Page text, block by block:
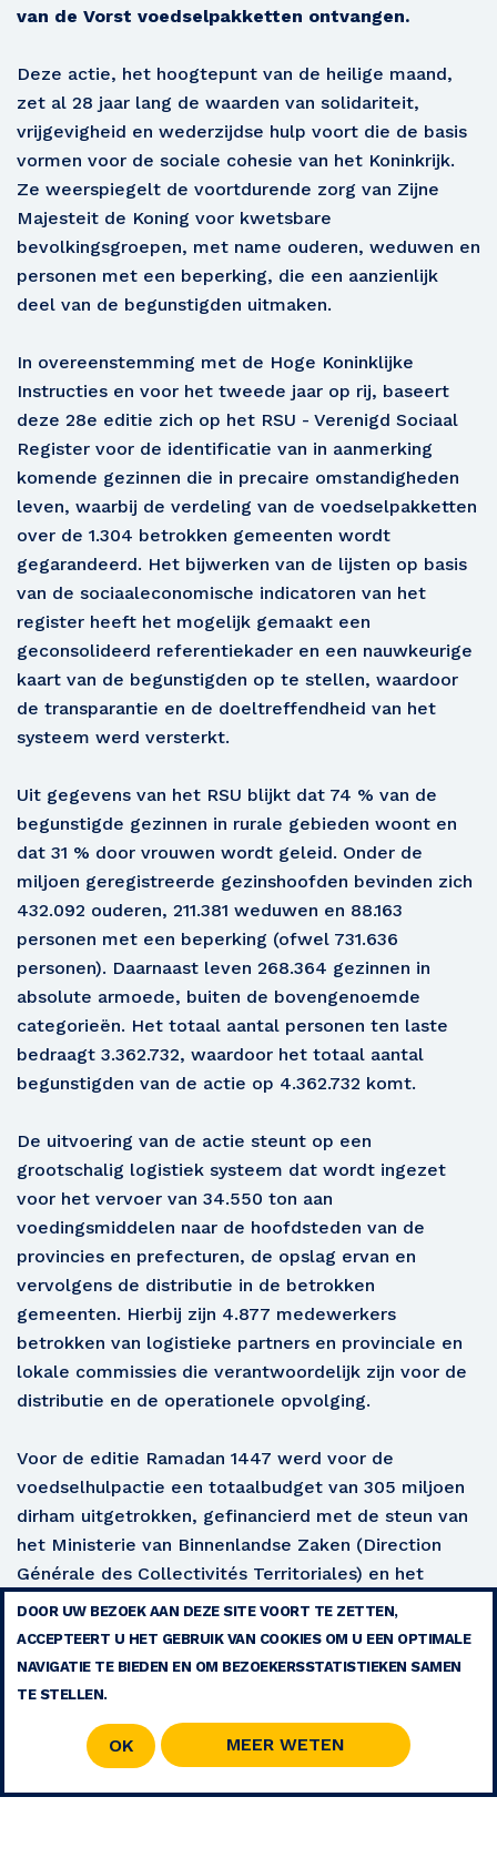
van de Vorst voedselpakketten ontvangen.
Deze actie, het hoogtepunt van de heilige maand,
zet al 28 jaar lang de waarden van solidariteit,
vrijgevigheid en wederzijdse hulp voort die de basis
vormen voor de sociale cohesie van het Koninkrijk.
Ze weerspiegelt de voortdurende zorg van Zijne
Majesteit de Koning voor kwetsbare
bevolkingsgroepen, met name ouderen, weduwen en
personen met een beperking, die een aanzienlijk
deel van de begunstigden uitmaken.
In overeenstemming met de Hoge Koninklijke
Instructies en voor het tweede jaar op rij, baseert
deze 28e editie zich op het RSU - Verenigd Sociaal
Register voor de identificatie van in aanmerking
komende gezinnen die in precaire omstandigheden
leven, waarbij de verdeling van de voedselpakketten
over de 1.304 betrokken gemeenten wordt
gegarandeerd. Het bijwerken van de lijsten op basis
van de sociaaleconomische indicatoren van het
register heeft het mogelijk gemaakt een
geconsolideerd referentiekader en een nauwkeurige
kaart van de begunstigden op te stellen, waardoor
de transparantie en de doeltreffendheid van het
systeem werd versterkt.
Uit gegevens van het RSU blijkt dat 74 % van de
begunstigde gezinnen in rurale gebieden woont en
dat 31 % door vrouwen wordt geleid. Onder de
miljoen geregistreerde gezinshoofden bevinden zich
432.092 ouderen, 211.381 weduwen en 88.163
personen met een beperking (ofwel 731.636
personen). Daarnaast leven 268.364 gezinnen in
absolute armoede, buiten de bovengenoemde
categorieën. Het totaal aantal personen ten laste
bedraagt 3.362.732, waardoor het totaal aantal
begunstigden van de actie op 4.362.732 komt.
De uitvoering van de actie steunt op een
grootschalig logistiek systeem dat wordt ingezet
voor het vervoer van 34.550 ton aan
voedingsmiddelen naar de hoofdsteden van de
provincies en prefecturen, de opslag ervan en
vervolgens de distributie in de betrokken
gemeenten. Hierbij zijn 4.877 medewerkers
betrokken van logistieke partners en provinciale en
lokale commissies die verantwoordelijk zijn voor de
distributie en de operationele opvolging.
Voor de editie Ramadan 1447 werd voor de
voedselhulpactie een totaalbudget van 305 miljoen
dirham uitgetrokken, gefinancierd met de steun van
het Ministerie van Binnenlandse Zaken (Direction
Générale des Collectivités Territoriales) en het
Ministerie van Habous en Islamitische Zaken.
RSS
© 2026 COPYRIGHT - STICHTING MOHAMMED V VOOR SOLIDARITEIT
DOOR UW BEZOEK AAN DEZE SITE VOORT TE ZETTEN,
ACCEPTEERT U HET GEBRUIK VAN COOKIES OM U EEN OPTIMALE
NAVIGATIE TE BIEDEN EN OM BEZOEKERSSTATISTIEKEN SAMEN
TE STELLEN.
OK MEER WETEN